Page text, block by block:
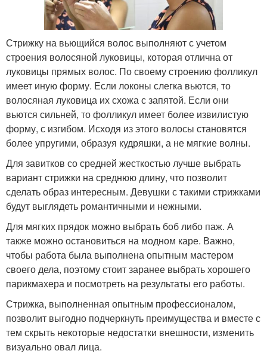
Стрижку на вьющийся волос выполняют с учетом
строения волосяной луковицы, которая отлична от
луковицы прямых волос. По своему строению фолликул
имеет иную форму. Если локоны слегка вьются, то
волосяная луковица их схожа с запятой. Если они
вьются сильней, то фолликул имеет более извилистую
форму, с изгибом. Исходя из этого волосы становятся
более упругими, образуя кудряшки, а не мягкие волны.
Для завитков со средней жесткостью лучше выбрать
вариант стрижки на среднюю длину, что позволит
сделать образ интересным. Девушки с такими стрижками
будут выглядеть романтичными и нежными.
Для мягких прядок можно выбрать боб либо паж. А
также можно остановиться на модном каре. Важно,
чтобы работа была выполнена опытным мастером
своего дела, поэтому стоит заранее выбрать хорошего
парикмахера и посмотреть на результаты его работы.
Стрижка, выполненная опытным профессионалом,
позволит выгодно подчеркнуть преимущества и вместе с
тем скрыть некоторые недостатки внешности, изменить
визуально овал лица.